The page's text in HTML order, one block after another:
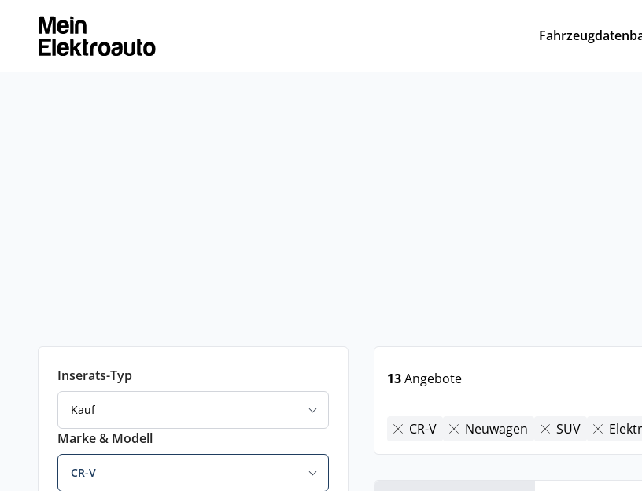
Inserats-Typ
Kauf
Marke & Modell
CR-V
13Angebote
CR-V Neuwagen SUV